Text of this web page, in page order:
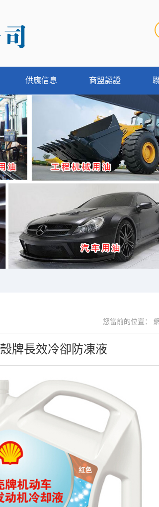
供應信息 商盟認證
您當前的位置：
殼牌長效冷卻防凍液